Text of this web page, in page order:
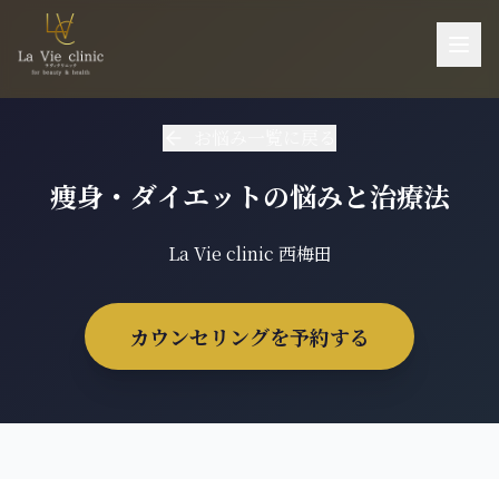
機器一覧
ご予約・お問い合わせ
アクセス
痩身・ダイエットの悩みと治療法
La Vie clinic 西梅田
カウンセリングを予約する